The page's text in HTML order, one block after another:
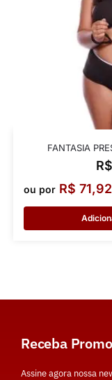
FANTASIA
R$
ou por R$ 71,92
Receba
Assine agora nossa